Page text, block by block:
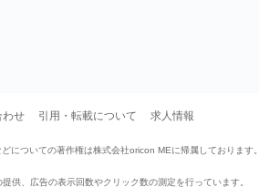
わせ 引用・転載について 求人情報
についての著作権は株式会社oricon MEに帰属しております。
供、広告の表示回数やクリック数の測定を行っています。